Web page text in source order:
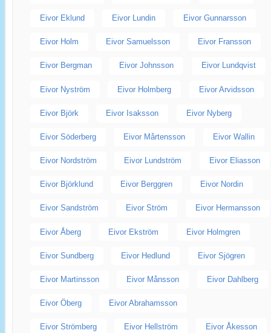
Eivor Eklund Eivor Lundin Eivor Gunnarsson
Eivor Holm Eivor Samuelsson Eivor Fransson
Eivor Bergman Eivor Johnsson Eivor Lundqvist
Eivor Nyström Eivor Holmberg Eivor Arvidsson
Eivor Björk Eivor Isaksson Eivor Nyberg
Eivor Söderberg Eivor Mårtensson Eivor Wallin
Eivor Nordström Eivor Lundström Eivor Eliasson
Eivor Björklund Eivor Berggren Eivor Nordin
Eivor Sandström Eivor Ström Eivor Hermansson
Eivor Åberg Eivor Ekström Eivor Holmgren
Eivor Sundberg Eivor Hedlund Eivor Sjögren
Eivor Martinsson Eivor Månsson Eivor Dahlberg
Eivor Öberg Eivor Abrahamsson
Eivor Strömberg Eivor Hellström Eivor Åkesson